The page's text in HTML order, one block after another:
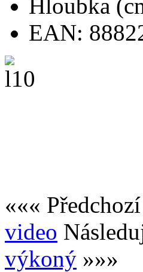
Hloubka
EAN:
«««
video
výkoný »»»